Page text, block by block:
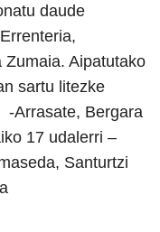
daude
Aipatutako
sartu litezke
-Arrasate, Bergara
17 udalerri –
Santurtzi